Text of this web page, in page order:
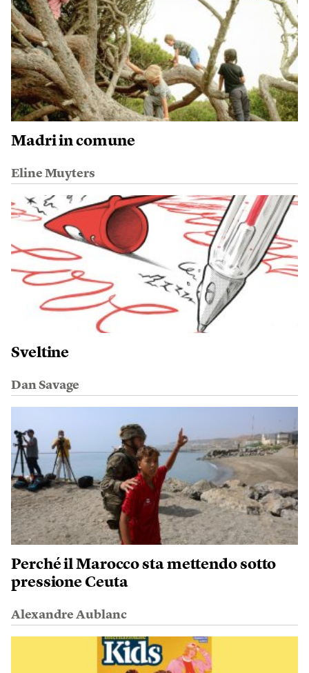
Madri in comune
Eline Muyters
Sveltine
Dan Savage
Perché il Marocco sta mettendo sotto
pressione Ceuta
Alexandre Aublanc